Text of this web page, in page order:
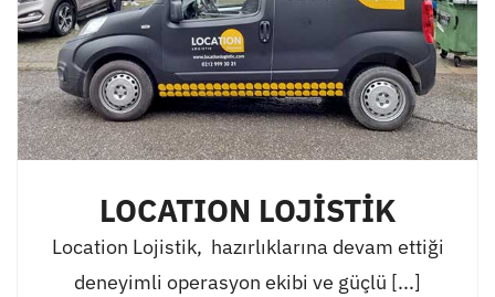
LOCATION LOJİSTİK
Location Lojistik, hazırlıklarına devam ettiği
deneyimli operasyon ekibi ve güçlü [...]